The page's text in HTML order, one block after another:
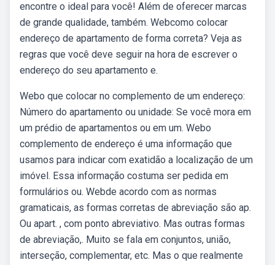
encontre o ideal para você! Além de oferecer marcas
de grande qualidade, também. Webcomo colocar
endereço de apartamento de forma correta? Veja as
regras que você deve seguir na hora de escrever o
endereço do seu apartamento e.
Webo que colocar no complemento de um endereço:
Número do apartamento ou unidade: Se você mora em
um prédio de apartamentos ou em um. Webo
complemento de endereço é uma informação que
usamos para indicar com exatidão a localização de um
imóvel. Essa informação costuma ser pedida em
formulários ou. Webde acordo com as normas
gramaticais, as formas corretas de abreviação são ap.
Ou apart. , com ponto abreviativo. Mas outras formas
de abreviação,. Muito se fala em conjuntos, união,
interseção, complementar, etc. Mas o que realmente